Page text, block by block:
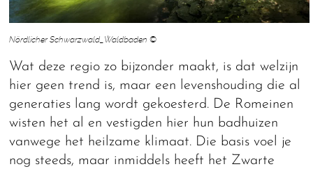
Nördlicher Schwarzwald_Waldbaden ©
Wat deze regio zo bijzonder maakt, is dat welzijn
hier geen trend is, maar een levenshouding die al
generaties lang wordt gekoesterd. De Romeinen
wisten het al en vestigden hier hun badhuizen
vanwege het heilzame klimaat. Die basis voel je
nog steeds, maar inmiddels heeft het Zwarte